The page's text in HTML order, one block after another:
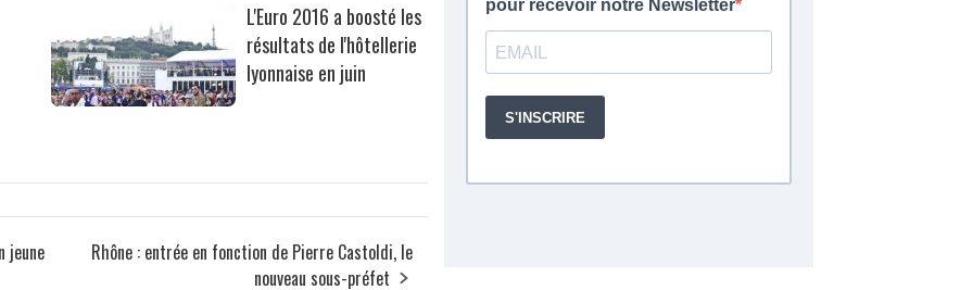
L'Euro 2016 a boosté les
résultats de l'hôtellerie
lyonnaise en juin
jeune
Rhône : entrée en fonction de Pierre Castoldi, le
nouveau sous-préfet